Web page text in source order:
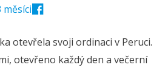
měsíci
otevřela svoji ordinaci v Peruci.
otevřeno každý den a večerní